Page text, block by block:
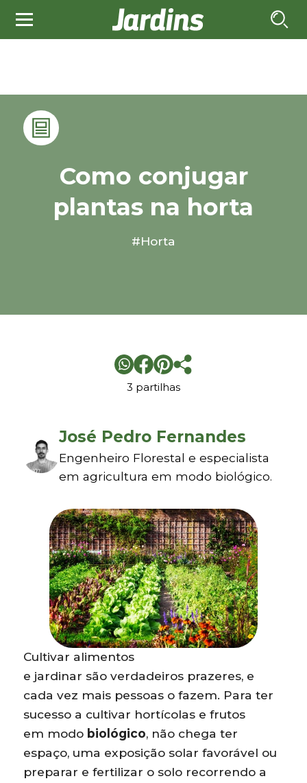
Como conjugar
plantas na horta
#Horta
3 partilhas
José Pedro Fernandes
Engenheiro Florestal e especialista
em agricultura em modo biológico.
Cultivar alimentos
e jardinar são verdadeiros prazeres, e
cada vez mais pessoas o fazem. Para ter
sucesso a cultivar hortícolas e frutos
em modo biológico, não chega ter
espaço, uma exposição solar favorável ou
preparar e fertilizar o solo recorrendo a